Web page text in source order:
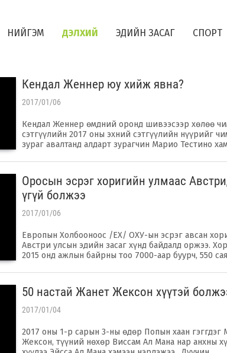
НИЙГЭМ ДЭЛХИЙ ЭДИЙН ЗАСАГ СПОРТ
​Кендал Женнер юу хийж явна?
2017/01/06
Кендал Женнер өмдний оронд шивээсээр хөлөө
сэтгүүлийн 2017 оны эхний сэтгүүлийн нүүрийг
зураг авалтанд алдарт зурагчин Марио Тестино
Оросын эсрэг хоригийн улмаас
үгүй болжээ
2017/01/06
Европын Холбооноос /ЕХ/ ОХУ-ын эсрэг авсан
Австри улсын эдийн засаг хүнд байдалд оржээ.
2015 онд ажлын байрны тоо 7000-аар буурч, 550
​50 настай Жанет Жексон хүүтэй
2017/01/04
2017 оны 1-р сарын 3-ны өдөр Попын хаан
Жексон, түүний нөхөр Виссам Ал Мана нар анхны